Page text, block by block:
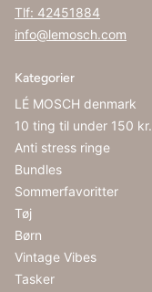
Tlf: 42451884
info@lemosch.com
Kategorier
LÉ MOSCH denmark
10 ting til under 150 kr.
Anti stress ringe
Bundles
Sommerfavoritter
Tøj
Børn
Vintage Vibes
Tasker